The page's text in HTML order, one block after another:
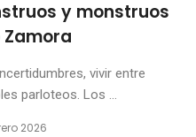
y monstruos
vivir entre
parloteos. Los ...
2026